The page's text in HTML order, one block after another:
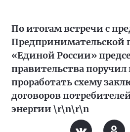
По итогам встречи с
Предпринимательской
«Единой России»
правительства поручил
проработать схему
договоров
энергии \r\n\r\n